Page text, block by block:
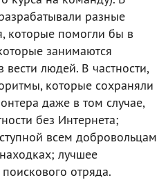
разные
которые помогли бы в
занимаются
людей. В частности,
которые сохраняли
даже в том случае,
без Интернета;
всем добровольцам
лучшее
отряда.